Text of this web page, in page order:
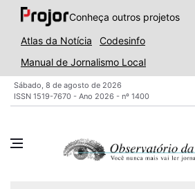
Conheça outros projetos
Atlas da Notícia
Codesinfo
Manual de Jornalismo Local
Sábado, 8 de agosto de 2026
ISSN 1519-7670 - Ano 2026 - nº 1400